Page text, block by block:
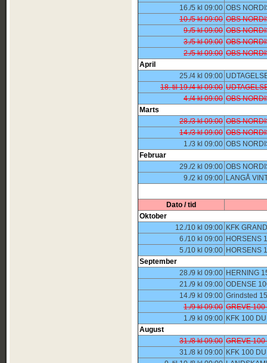
16./5 kl 09:00 OBS
10./5 kl 09:00 OBS
9./5 kl 09:00 OBS
3./5 kl 09:00 OBS
2./5 kl 09:00 OBS
April
25./4 kl 09:00
18. til 19./4 kl 09:00
4./4 kl 09:00 OBS
Marts
28./3 kl 09:00 OBS
14./3 kl 09:00 OBS
1./3 kl 09:00 OBS
Februar
29./2 kl 09:00 OBS
9./2 kl 09:00 LANGÅ
Dato / tid
Oktober
12./10 kl 09:00 KFK
6./10 kl 09:00 HORSENS
5./10 kl 09:00 HORSENS
September
28./9 kl 09:00 HERNING
21./9 kl 09:00 ODENSE
14./9 kl 09:00 Grindsted
1./9 kl 09:00 GREVE
1./9 kl 09:00 KFK 100
August
31./8 kl 09:00 GREVE
31./8 kl 09:00 KFK 100